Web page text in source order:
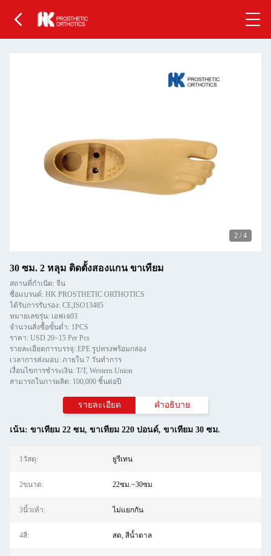
2 / 4
30 ซม. 2 หลุม ติดตั้งสองแกน ขาเทียม
สถานที่กำเนิด: จีน
ชื่อแบรนด์: HK PROSTHETIC ORTHOTICS
ได้รับการรับรอง: CE,ISO13485
หมายเลขรุ่น: เอฟเจ03
จำนวนสั่งซื้อขั้นต่ำ: 1PCS
ราคา: USD 20~15 Per Pcs
รายละเอียดการบรรจุ: EPE รูปทรงพร้อมกล่อง
เวลาการส่งมอบ: ภายใน 7 วันทําการ
เงื่อนไขการชำระเงิน: T/T, Western Union
สามารถในการผลิต: 100,000 ชิ้นต่อปี
รายละเอียด คําอธิบาย
เน้น: ขาเทียม 22 ซม, ขาเทียม 220 ปอนด์, ขาเทียม 30 ซม.
1วัสดุ: ยูรีเทน
2ขนาด: 22ซม.~30ซม
3นิ้วเท้า: ไม่แยกกัน
4สี: สด, สีน้ำตาล